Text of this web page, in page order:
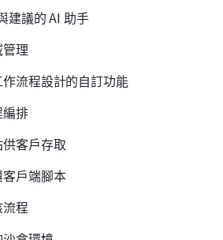
建議的 AI 助手
理
流程設計的自訂功能
排
客戶存取
戶端腳本
程